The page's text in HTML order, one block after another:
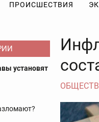
ПРОИСШЕСТВИЯ
установят